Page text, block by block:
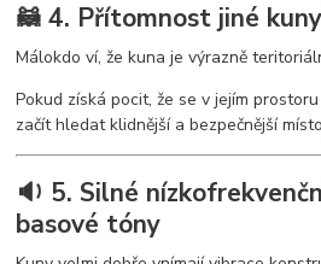
🦝 4. Přítomnost jiné
Málokdo ví, že kuna je výrazně
Pokud získá pocit, že se v jejím
začít hledat klidnější a bezpečnější
🔉 5. Silné
basové tóny